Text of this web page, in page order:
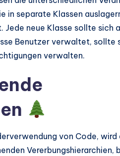
separate Klassen
neue Klasse sollte sich
Benutzer verwaltet, sollte
verwalten.
von Code, wird
Vererbungshierarchien,